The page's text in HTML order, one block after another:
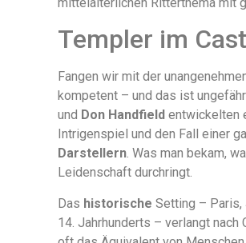
Templer im
Fangen wir mit der
kompetent – und das ist
und Don Handfield entwickelten
Intrigenspiel und den Fall einer
Darstellern. Was man bekam,
Leidenschaft durchringt.
Das historische Setting – Paris,
14. Jahrhunderts – verlangt